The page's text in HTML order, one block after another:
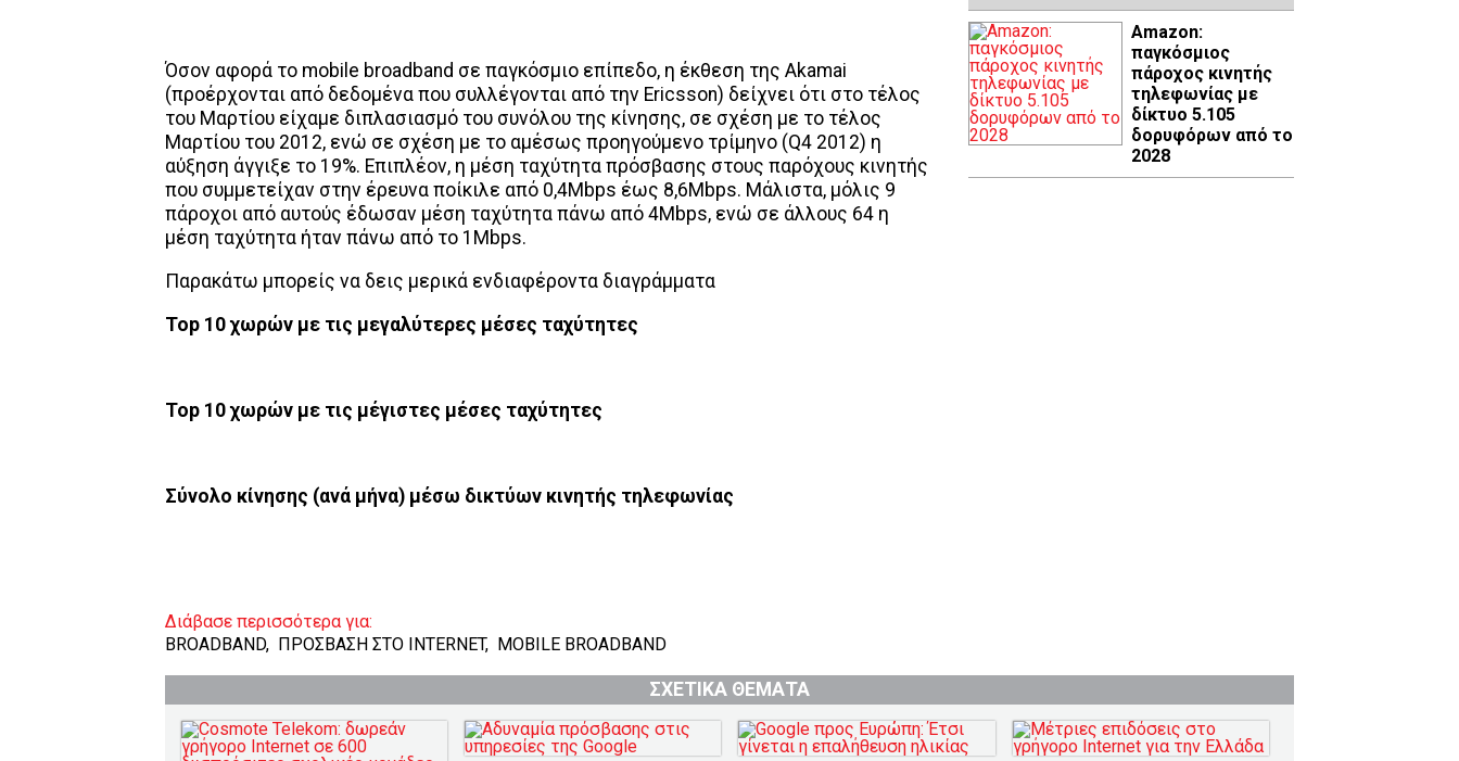
Όσον αφορά το mobile broadband σε παγκόσμιο επίπεδο, η έκθεση της Akamai
(προέρχονται από δεδομένα που συλλέγονται από την Ericsson) δείχνει ότι στο τέλος
του Μαρτίου είχαμε διπλασιασμό του συνόλου της κίνησης, σε σχέση με το τέλος
Μαρτίου του 2012, ενώ σε σχέση με το αμέσως προηγούμενο τρίμηνο (Q4 2012) η
αύξηση άγγιξε το 19%. Επιπλέον, η μέση ταχύτητα πρόσβασης στους παρόχους κινητής
που συμμετείχαν στην έρευνα ποίκιλε από 0,4Mbps έως 8,6Mbps. Μάλιστα, μόλις 9
πάροχοι από αυτούς έδωσαν μέση ταχύτητα πάνω από 4Mbps, ενώ σε άλλους 64 η
μέση ταχύτητα ήταν πάνω από το 1Mbps.
Παρακάτω μπορείς να δεις μερικά ενδιαφέροντα διαγράμματα
Top 10 χωρών με τις μεγαλύτερες μέσες ταχύτητες
Top 10 χωρών με τις μέγιστες μέσες ταχύτητες
Σύνολο κίνησης (ανά μήνα) μέσω δικτύων κινητής τηλεφωνίας
Amazon:
παγκόσμιος
πάροχος κινητής
τηλεφωνίας με
δίκτυο 5.105
δορυφόρων από το
2028
Διάβασε περισσότερα για:
BROADBAND, ΠΡΟΣΒΑΣΗ ΣΤΟ INTERNET, MOBILE BROADBAND
ΣΧΕΤΙΚΑ ΘΕΜΑΤΑ